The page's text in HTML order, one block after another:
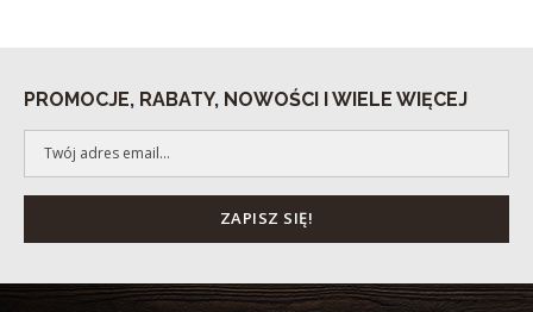
PROMOCJE, RABATY, NOWOŚCI I WIELE WIĘCEJ